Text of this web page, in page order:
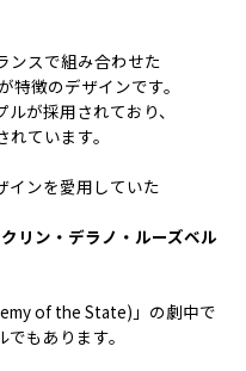
ンスで組み合わせた
特徴のデザインです。
が採用されており、
ています。
インを愛用していた
ン・デラノ・ルーズベル
of the State)」の劇中で
もあります。